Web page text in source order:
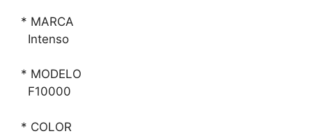
* MARCA
Intenso
* MODELO
F10000
* COLOR